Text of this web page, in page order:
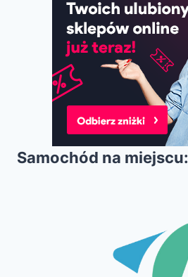
Samochód na miejscu: